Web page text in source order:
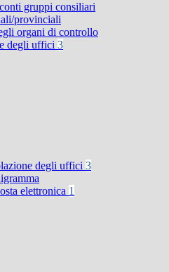
gruppi consiliari
provinciali
organi di controllo
degli uffici 3
degli uffici 3
elettronica 1